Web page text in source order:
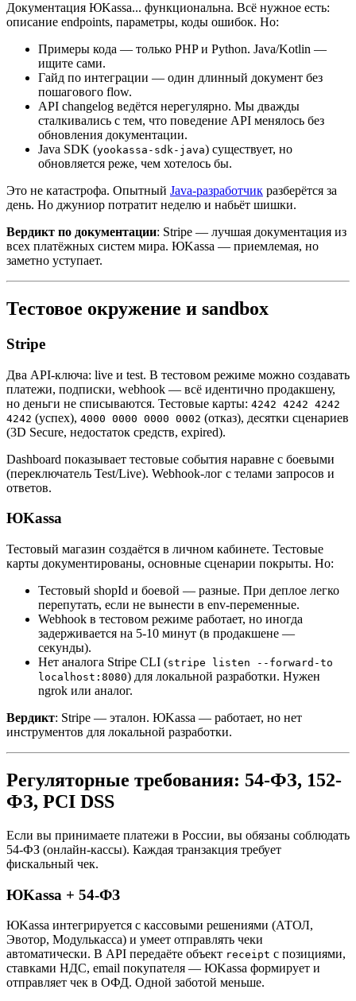
Документация ЮKassa... функциональна. Всё нужное есть:
описание endpoints, параметры, коды ошибок. Но:
Примеры кода — только PHP и Python. Java/Kotlin —
ищите сами.
Гайд по интеграции — один длинный документ без
пошагового flow.
API changelog ведётся нерегулярно. Мы дважды
сталкивались с тем, что поведение API менялось без
обновления документации.
Java SDK (yookassa-sdk-java) существует, но
обновляется реже, чем хотелось бы.
Это не катастрофа. Опытный Java-разработчик разберётся за
день. Но джуниор потратит неделю и набьёт шишки.
Вердикт по документации: Stripe — лучшая документация из
всех платёжных систем мира. ЮKassa — приемлемая, но
заметно уступает.
Тестовое окружение и sandbox
Stripe
Два API-ключа: live и test. В тестовом режиме можно создавать
платежи, подписки, webhook — всё идентично продакшену,
но деньги не списываются. Тестовые карты: 4242 4242 4242
4242 (успех), 4000 0000 0000 0002 (отказ), десятки сценариев
(3D Secure, недостаток средств, expired).
Dashboard показывает тестовые события наравне с боевыми
(переключатель Test/Live). Webhook-лог с телами запросов и
ответов.
ЮKassa
Тестовый магазин создаётся в личном кабинете. Тестовые
карты документированы, основные сценарии покрыты. Но:
Тестовый shopId и боевой — разные. При деплое легко
перепутать, если не вынести в env-переменные.
Webhook в тестовом режиме работает, но иногда
задерживается на 5-10 минут (в продакшене —
секунды).
Нет аналога Stripe CLI (stripe listen --forward-to
localhost:8080) для локальной разработки. Нужен
ngrok или аналог.
Вердикт: Stripe — эталон. ЮKassa — работает, но нет
инструментов для локальной разработки.
Регуляторные требования: 54-ФЗ, 152-
ФЗ, PCI DSS
Если вы принимаете платежи в России, вы обязаны соблюдать
54-ФЗ (онлайн-кассы). Каждая транзакция требует
фискальный чек.
ЮKassa + 54-ФЗ
ЮKassa интегрируется с кассовыми решениями (АТОЛ,
Эвотор, Модулькасса) и умеет отправлять чеки
автоматически. В API передаёте объект receipt с позициями,
ставками НДС, email покупателя — ЮKassa формирует и
отправляет чек в ОФД. Одной заботой меньше.